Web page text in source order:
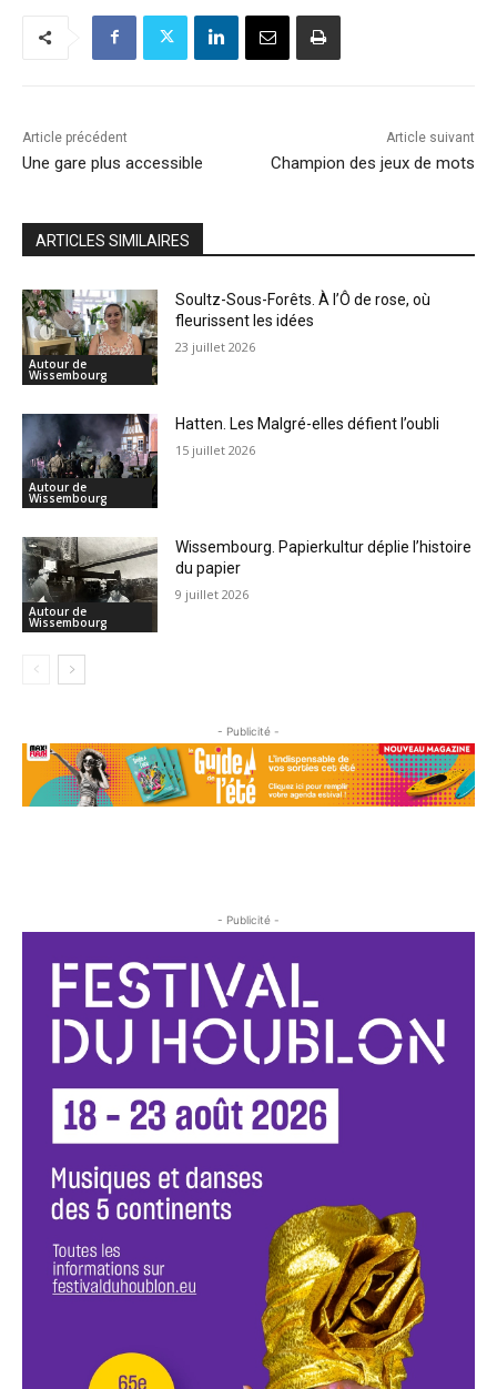
Article précédent
Une gare plus accessible
Article suivant
Champion des jeux de mots
ARTICLES SIMILAIRES
Autour de
Wissembourg
Soultz-Sous-Forêts. À l’Ô de rose, où
fleurissent les idées
23 juillet 2026
Autour de
Wissembourg
Hatten. Les Malgré-elles défient l’oubli
15 juillet 2026
Autour de
Wissembourg
Wissembourg. Papierkultur déplie l’histoire
du papier
9 juillet 2026
- Publicité -
- Publicité -